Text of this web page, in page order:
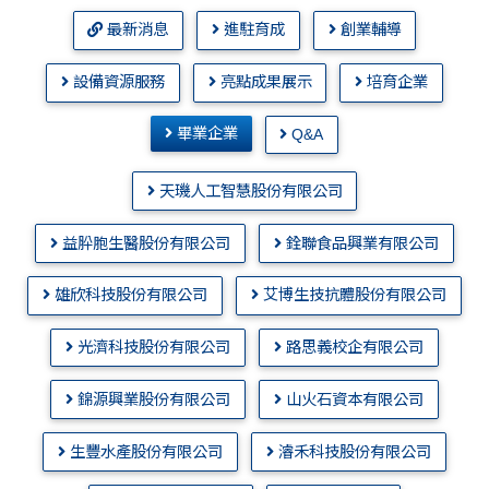
最新消息 進駐育成 創業輔導
設備資源服務 亮點成果展示 培育企業
畢業企業 Q&A
天璣人工智慧股份有限公司
益肸胞生醫股份有限公司 銓聯食品興業有限公司
雄欣科技股份有限公司 艾博生技抗體股份有限公司
光濟科技股份有限公司 路思義校企有限公司
錦源興業股份有限公司 山火石資本有限公司
生豐水產股份有限公司 濬禾科技股份有限公司